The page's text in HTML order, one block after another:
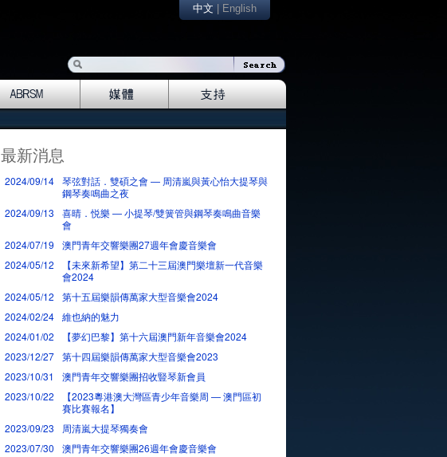
中文 English
最新消息
2024/09/14 琴弦對話．雙碩之會 — 周清嵐與黃心怡大提琴與
鋼琴奏鳴曲之夜
2024/09/13
喜晴．悦樂 — 小提琴/雙簧管與鋼琴奏鳴曲音樂
會
2024/07/19
澳門青年交響樂團27週年會慶音樂會
2024/05/12
【未來新希望】第二十三屆澳門樂壇新一代音樂
會2024
2024/05/12
第十五屆樂韻傳萬家大型音樂會2024
2024/02/24 維也納的魅力
2024/01/02
【夢幻巴黎】第十六屆澳門新年音樂會2024
2023/12/27 第十四屆樂韻傳萬家大型音樂會2023
2023/10/31
澳門青年交響樂團招收豎琴新會員
2023/10/22
【2023粵港澳大灣區青少年音樂周 — 澳門區初
賽比賽報名】
2023/09/23
周清嵐大提琴獨奏會
2023/07/30
澳門青年交響樂團26週年會慶音樂會